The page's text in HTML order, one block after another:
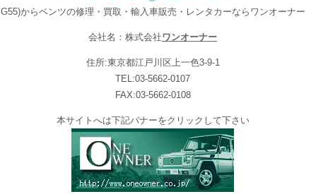
G55)からベンツの修理・買取・輸入車販売・レンタカーならワンオーナー
会社名：株式会社ワンオーナー
住所:東京都江戸川区上一色3-9-1
TEL:03-5662-0107
FAX:03-5662-0108
本サイトへは下記バナーをクリックして下さい